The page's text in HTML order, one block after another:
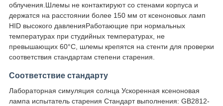
облучения.Шлемы не контактируют со стенами корпуса и
держатся на расстоянии более 150 мм от ксеноновых ламп
HID высокого давленияРаботающие при нормальных
температурах при студийных температурах, не
превышающих 60°C, шлемы крепятся на стенти для проверки
соответствия стандартам степени старения.
Соответствие стандарту
Лабораторная симуляция солнца Ускоренная ксеноновая
лампа испытатель старения Стандарт выполнения: GB2812-